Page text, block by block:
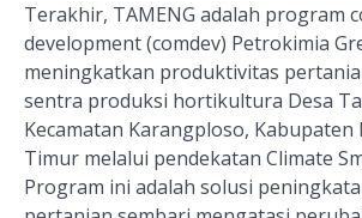
Terakhir, TAMENG adalah program
development (comdev) Petrokimia
meningkatkan produktivitas
sentra produksi hortikultura Desa
Kecamatan Karangploso, Kabupaten
Timur melalui pendekatan Climate
Program ini adalah solusi